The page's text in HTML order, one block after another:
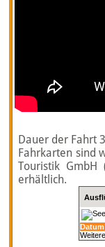
Dauer der Fahrt
Fahrkarten sind
Touristik
erhältlich.
Datum